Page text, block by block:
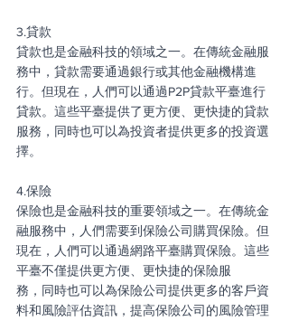
3.貸款
貸款也是金融科技的領域之一。在傳統金融服
務中，貸款需要通過銀行或其他金融機構進
行。但現在，人們可以通過P2P貸款平臺進行
貸款。這些平臺提供了更方便、更快捷的貸款
服務，同時也可以為投資者提供更多的投資選
擇。
4.保險
保險也是金融科技的重要領域之一。在傳統金
融服務中，人們需要到保險公司購買保險。但
現在，人們可以通過網路平臺購買保險。這些
平臺不僅提供更方便、更快捷的保險服
務，同時也可以為保險公司提供更多的客戶資
料和風險評估資訊，提高保險公司的風險管理